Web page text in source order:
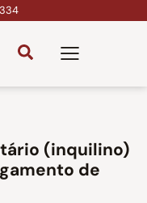
(inquilino)
de